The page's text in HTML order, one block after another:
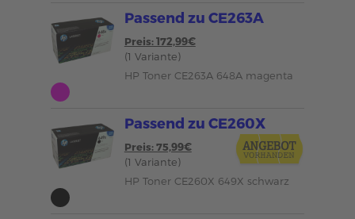
Passend zu CE263A
Preis: 172,99€
(1 Variante)
HP Toner CE263A 648A magenta
Passend zu CE260X
Preis: 75,99€
(1 Variante)
HP Toner CE260X 649X schwarz